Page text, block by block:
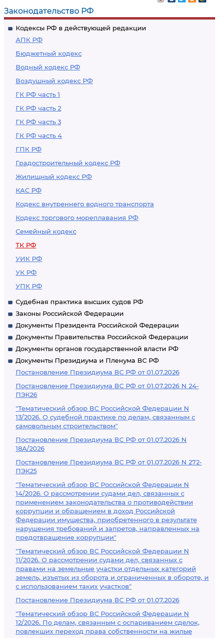
Законодательство РФ
Кодексы РФ в действующей редакции
АПК РФ
Бюджетный кодекс
Водный кодекс РФ
Воздушный кодекс РФ
ГК РФ часть 1
ГК РФ часть 2
ГК РФ часть 3
ГК РФ часть 4
ГПК РФ
Градостроительный кодекс РФ
Жилищный кодекс РФ
КАС РФ
Кодекс внутреннего водного транспорта
Кодекс торгового мореплавания РФ
Семейный кодекс
ТК РФ
УИК РФ
УК РФ
УПК РФ
Судебная практика высших судов РФ
Законы Российской Федерации
Документы Президента Российской Федерации
Документы Правительства Российской Федерации
Документы органов государственной власти РФ
Документы Президиума и Пленума ВС РФ
Постановление Президиума ВС РФ от 01.07.2026
Постановление Президиума ВС РФ от 01.07.2026 N 24-
ПЭК26
"Тематический обзор ВС Российской Федерации N
13/2026. О судебной практике по делам, связанным с
самовольным строительством"
Постановление Президиума ВС РФ от 01.07.2026 N
18А/2026
Постановление Президиума ВС РФ от 01.07.2026 N 272-
ПЭК25
"Тематический обзор ВС Российской Федерации N
14/2026. О рассмотрении судами дел, связанных с
применением законодательства о противодействии
коррупции и обращением в доход Российской
Федерации имущества, приобретенного в результате
нарушения требований и запретов, направленных на
предотвращение коррупции"
"Тематический обзор ВС Российской Федерации N
11/2026. О рассмотрении судами дел, связанных с
правами на земельные участки отдельных категорий
земель, изъятых из оборота и ограниченных в обороте, и
с использованием таких участков"
Постановление Президиума ВС РФ от 01.07.2026
"Тематический обзор ВС Российской Федерации N
12/2026. По делам, связанным с оспариванием сделок,
повлекших переход права собственности на жилые
проведении
подземных работ
педагогических
работников